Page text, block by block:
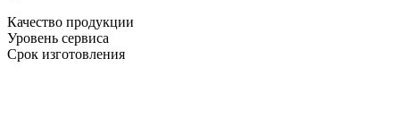
Качество продукции
Уровень сервиса
Срок изготовления